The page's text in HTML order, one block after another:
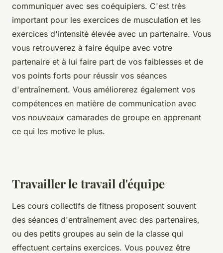
communiquer avec ses coéquipiers. C'est très
important pour les exercices de musculation et les
exercices d'intensité élevée avec un partenaire. Vous
vous retrouverez à faire équipe avec votre
partenaire et à lui faire part de vos faiblesses et de
vos points forts pour réussir vos séances
d'entraînement. Vous améliorerez également vos
compétences en matière de communication avec
vos nouveaux camarades de groupe en apprenant
ce qui les motive le plus.
Travailler le travail d'équipe
Les cours collectifs de fitness proposent souvent
des séances d'entraînement avec des partenaires,
ou des petits groupes au sein de la classe qui
effectuent certains exercices. Vous pouvez être